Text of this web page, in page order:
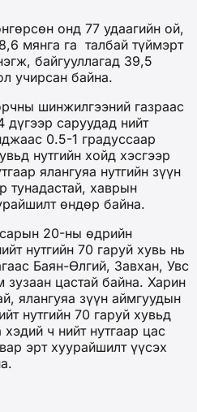
онд 77 удаагийн ой,
мянга га талбай түймэрт
байгууллагад 39,5
учирсан байна.
шинжилгээний газраас
саруудад нийт
0.5-1 градуссаар
нутгийн хойд хэсгээр
ялангуяа нутгийн зүүн
тунадастай, хаврын
өндөр байна.
20-ны өдрийн
нутгийн 70 гаруй хувь нь
Баян-Өлгий, Завхан, Увс
зузаан цастай байна. Харин
ялангуяа зүүн аймгуудын
нутгийн 70 гаруй хувьд
ч нийт нутгаар цас
эрт хуурайшилт үүсэх